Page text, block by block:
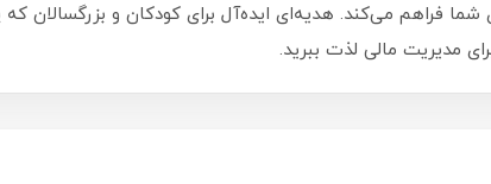
شما فراهم می‌کند. هدیه‌ای ایده‌آل برای کودکان و بزرگسالان
مدیریت مالی لذت ببرید.